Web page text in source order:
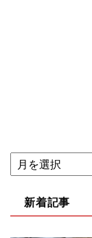
新着記事